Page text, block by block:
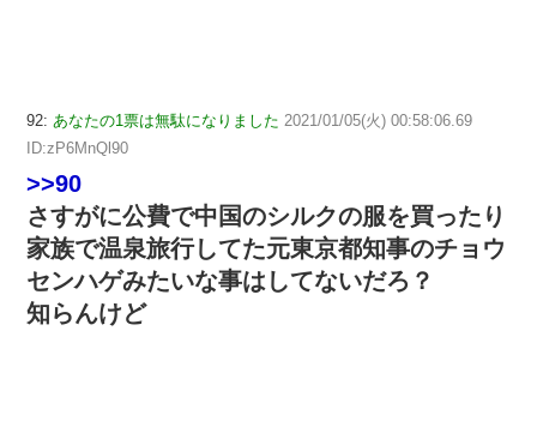
92: あなたの1票は無駄になりました 2021/01/05(火) 00:58:06.69
ID:zP6MnQl90
>>90
さすがに公費で中国のシルクの服を買ったり
家族で温泉旅行してた元東京都知事のチョウ
センハゲみたいな事はしてないだろ？
知らんけど